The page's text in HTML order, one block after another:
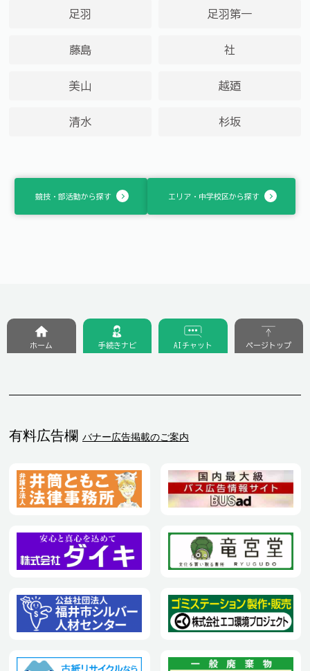
足羽 足羽第一
藤島 社
美山 越廼
清水 杉坂
競技・部活動から探す エリア・中学校区から探す
有料広告欄 バナー広告掲載のご案内
ホーム 手続きナビ AIチャット ページトップ